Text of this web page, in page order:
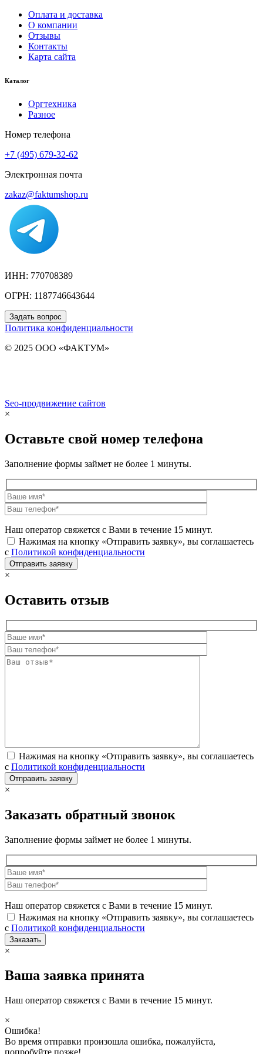
Оплата и доставка
О компании
Отзывы
Контакты
Карта сайта
Каталог
Оргтехника
Разное
Номер телефона
+7 (495) 679-32-62
Электронная почта
zakaz@faktumshop.ru
ИНН: 770708389
ОГРН: 1187746643644
Задать вопрос
Политика конфиденциальности
© 2025 ООО «ФАКТУМ»
Seo-продвижение сайтов
×
Оставьте свой номер телефона
Заполнение формы займет не более 1 минуты.
Наш оператор свяжется с Вами в течение 15 минут.
Нажимая на кнопку «Отправить заявку», вы соглашаетесь
с Политикой конфиденциальности
×
Оставить отзыв
Нажимая на кнопку «Отправить заявку», вы соглашаетесь
с Политикой конфиденциальности
×
Заказать обратный звонок
Заполнение формы займет не более 1 минуты.
Наш оператор свяжется с Вами в течение 15 минут.
Нажимая на кнопку «Отправить заявку», вы соглашаетесь
с Политикой конфиденциальности
×
Ваша заявка принята
Наш оператор свяжется с Вами в течение 15 минут.
×
Ошибка!
Во время отправки произошла ошибка, пожалуйста,